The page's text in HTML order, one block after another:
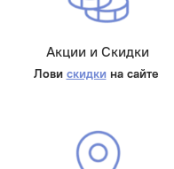
Акции и Скидки
Лови скидкина сайте